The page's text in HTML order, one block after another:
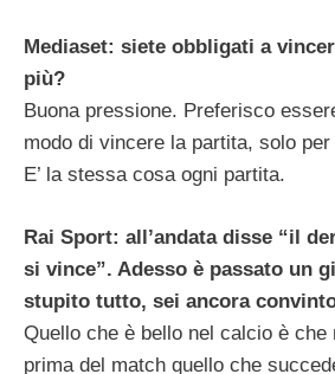
Mediaset: siete obbligati a
più?
Buona pressione. Preferisco
modo di vincere la partita, solo
E’ la stessa cosa ogni partita.
Rai Sport: all’andata disse “il
si vince”. Adesso è passato un
stupito tutto, sei ancora
Quello che è bello nel calcio è che
prima del match quello che